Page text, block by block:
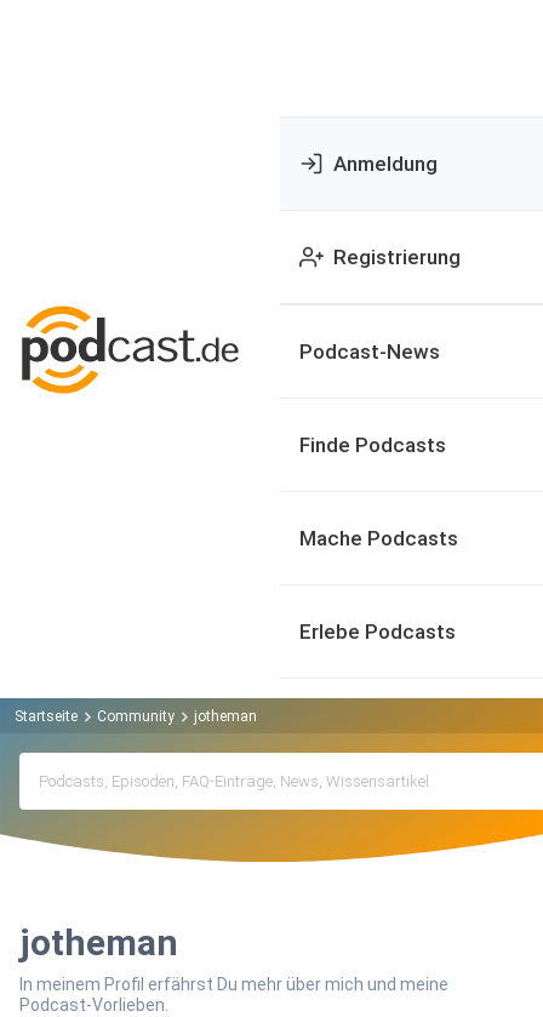
Anmeldung
Registrierung
Podcast-News
Finde Podcasts
Mache Podcasts
Erlebe Podcasts
Startseite Community jotheman
jotheman
In meinem Profil erfährst Du mehr über mich und meine
Podcast-Vorlieben.